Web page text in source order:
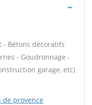
- Bétons décoratifs
- Goudronnage -
garage, etc)
de provence